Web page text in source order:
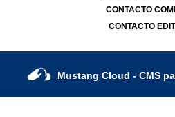
CONTACTO
CONTACTO
Mustang Cloud - CMS